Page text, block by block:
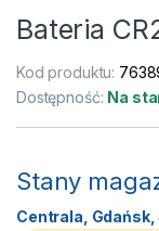
Bateria
Kod produktu:
Dostępność: Na
Stany
Centrala, Gdańsk,